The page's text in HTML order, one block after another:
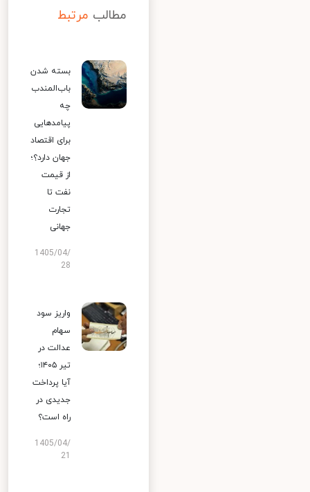
مطالب مرتبط
بسته شدن
باب‌المندب
چه
پیامدهایی
برای اقتصاد
جهان دارد؟؛
از قیمت
نفت تا
تجارت
جهانی
1405/04/
28
واریز سود
سهام
عدالت در
تیر ۱۴۰۵؛
آیا پرداخت
جدیدی در
راه است؟
1405/04/